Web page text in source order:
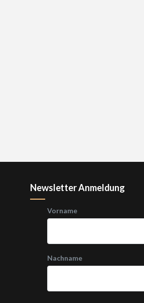
Newsletter Anmeldung
Vorname
Nachname